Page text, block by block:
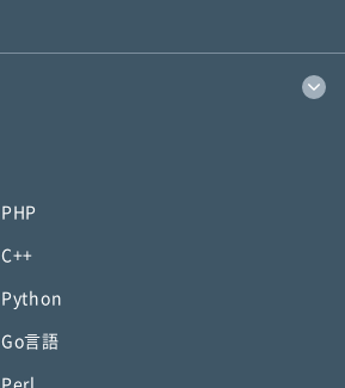
PHP
C++
Python
Go言語
Perl